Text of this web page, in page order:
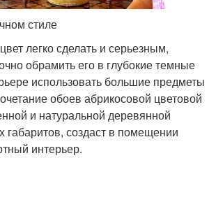
стиле
легко сделать и серьезным,
обрамить его в глубокие темные
использовать большие предметы
обоев абрикосовой цветовой
и натуральной деревянной
создаст в помещении
интерьер.